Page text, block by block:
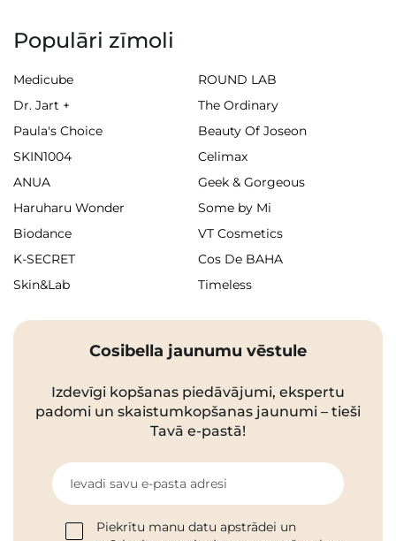
Populāri zīmoli
Medicube
ROUND LAB
Dr. Jart +
The Ordinary
Paula's Choice
Beauty Of Joseon
SKIN1004
Celimax
ANUA
Geek & Gorgeous
Haruharu Wonder
Some by Mi
Biodance
VT Cosmetics
K-SECRET
Cos De BAHA
Skin&Lab
Timeless
Cosibella jaunumu vēstule
Izdevīgi kopšanas piedāvājumi, ekspertu
padomi un skaistumkopšanas jaunumi – tieši
Tavā e-pastā!
Ievadi savu e-pasta adresi
Piekrītu manu datu apstrādei un